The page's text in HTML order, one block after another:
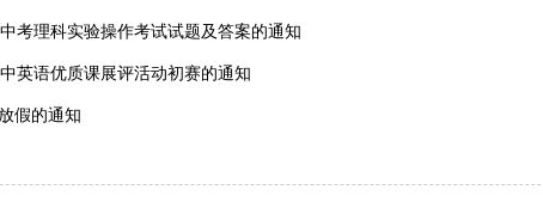
考理科实验操作考试试题及答案的通知
英语优质课展评活动初赛的通知
假的通知